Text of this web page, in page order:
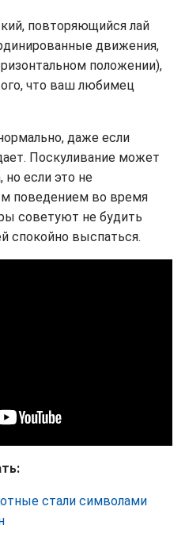
повторяющийся лай
движения,
положении),
что ваш любимец
даже если
Поскуливание может
если это не
поведением во время
советуют не будить
спокойно выспаться.
стали символами